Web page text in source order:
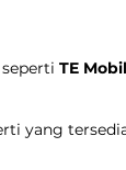
TE
yang